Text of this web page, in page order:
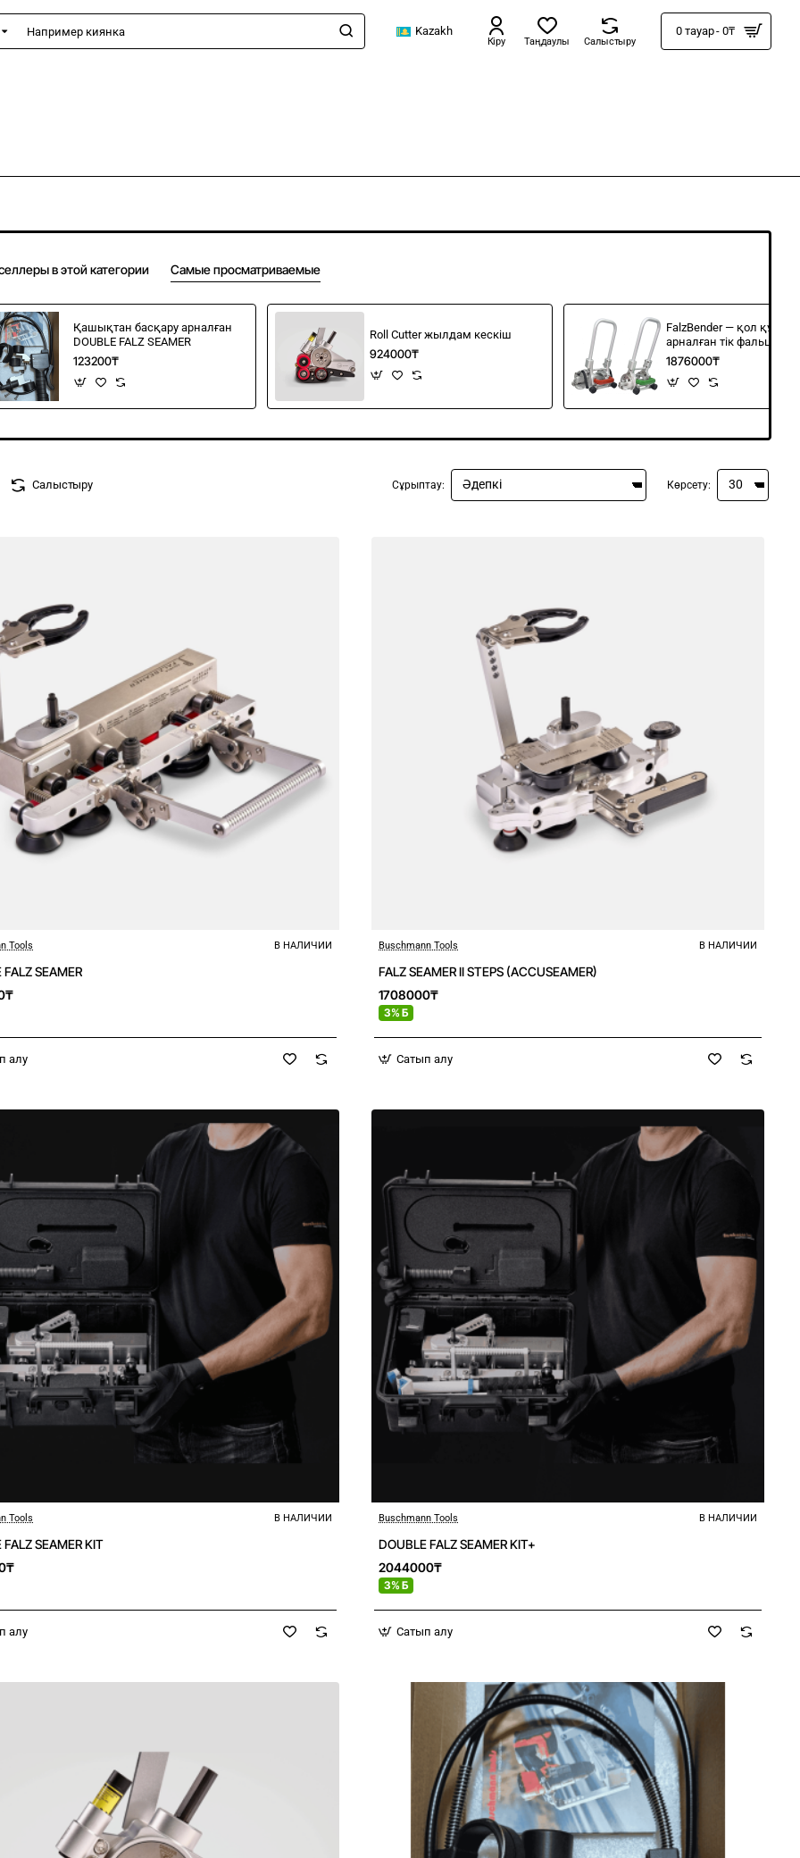
Kazakh
Кіру Таңдаулы Салыстыру
0 тауар - 0₸
в этой категории Самые просматриваемые
Қашықтан басқару арналған
DOUBLE FALZ SEAMER
123200₸
Roll Cutter жылдам кескіш
924000₸
FalzBender — қол
арналған тік фальцты
профильдеу
1876000₸
Салыстыру Сұрыптау: Көрсету:
Tools В НАЛИЧИИ
SEAMER
алу
Buschmann Tools В НАЛИЧИИ
FALZ SEAMER II STEPS (ACCUSEAMER)
1708000₸
3% Б
Сатып алу
Tools В НАЛИЧИИ
FALZ SEAMER KIT
алу
Buschmann Tools В НАЛИЧИИ
DOUBLE FALZ SEAMER KIT+
2044000₸
3% Б
Сатып алу